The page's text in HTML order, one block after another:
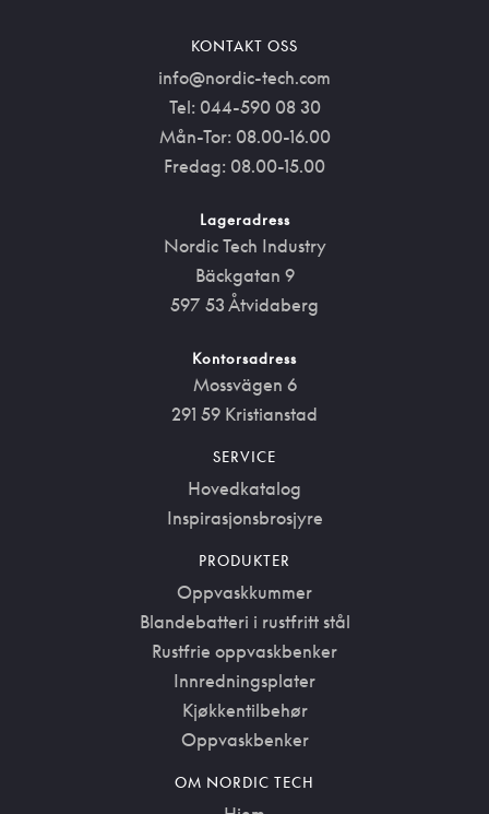
KONTAKT OSS
info@nordic-tech.com
Tel: 044-590 08 30
Mån-Tor: 08.00-16.00
Fredag: 08.00-15.00
Lageradress
Nordic Tech Industry
Bäckgatan 9
597 53 Åtvidaberg
Kontorsadress
Mossvägen 6
291 59 Kristianstad
SERVICE
Hovedkatalog
Inspirasjonsbrosjyre
PRODUKTER
Oppvaskkummer
Blandebatteri i rustfritt stål
Rustfrie oppvaskbenker
Innredningsplater
Kjøkkentilbehør
Oppvaskbenker
OM NORDIC TECH